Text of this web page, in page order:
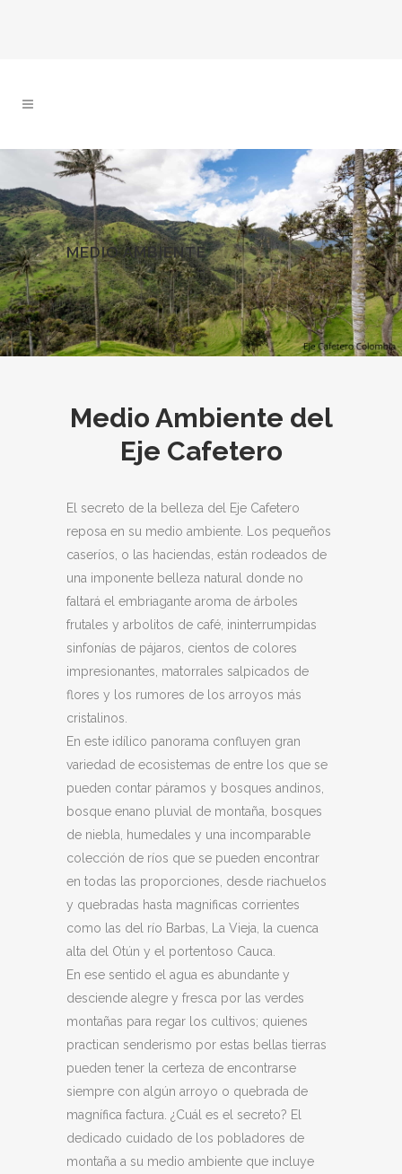
MEDIO AMBIENTE
Medio Ambiente del
Eje Cafetero
El secreto de la belleza del Eje Cafetero
reposa en su medio ambiente. Los pequeños
caseríos, o las haciendas, están rodeados de
una imponente belleza natural donde no
faltará el embriagante aroma de árboles
frutales y arbolitos de café, ininterrumpidas
sinfonías de pájaros, cientos de colores
impresionantes, matorrales salpicados de
flores y los rumores de los arroyos más
cristalinos.
En este idílico panorama confluyen gran
variedad de ecosistemas de entre los que se
pueden contar páramos y bosques andinos,
bosque enano pluvial de montaña, bosques
de niebla, humedales y una incomparable
colección de ríos que se pueden encontrar
en todas las proporciones, desde riachuelos
y quebradas hasta magnificas corrientes
como las del río Barbas, La Vieja, la cuenca
alta del Otún y el portentoso Cauca.
En ese sentido el agua es abundante y
desciende alegre y fresca por las verdes
montañas para regar los cultivos; quienes
practican senderismo por estas bellas tierras
pueden tener la certeza de encontrarse
siempre con algún arroyo o quebrada de
magnífica factura. ¿Cuál es el secreto? El
dedicado cuidado de los pobladores de
montaña a su medio ambiente que incluye